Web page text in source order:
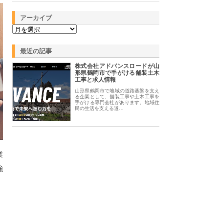
アーカイブ
最近の記事
株式会社アドバンスロードが山
形県鶴岡市で手がける舗装土木
工事と求人情報
山形県鶴岡市で地域の道路基盤を支え
る企業として、舗装工事や土木工事を
手がける専門会社があります。地域住
民の生活を支える道…